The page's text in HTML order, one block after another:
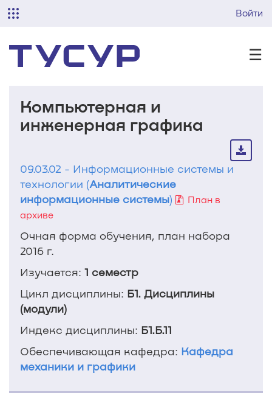
Войти
☰
Компьютерная и
инженерная графика
09.03.02 - Информационные системы и
технологии (Аналитические
информационные системы)
План в
архиве
Очная форма обучения, план набора
2016 г.
Изучается: 1 семестр
Цикл дисциплины: Б1. Дисциплины
(модули)
Индекс дисциплины: Б1.Б.11
Обеспечивающая кафедра: Кафедра
механики и графики